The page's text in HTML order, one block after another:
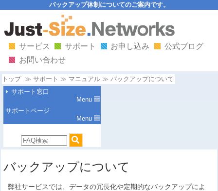
バックアップ体制についてのご案内です。
サービス サポート お申し込み
公式ブログ
お問い合わせ
トップ サポート マニュアル
バックアップについて
サポート窓口
Menu
サポートページ
Menu
バックアップについて
弊社サービスでは、データの冗長化や定期的なバックアップによ